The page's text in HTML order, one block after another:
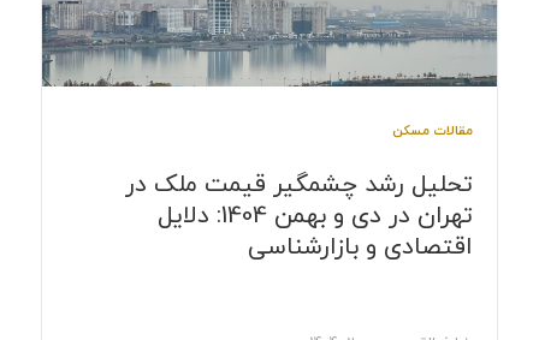
مقالات مسکن
تحلیل رشد چشمگیر قیمت ملک در
تهران در دی و بهمن 1404: دلایل
اقتصادی و بازارشناسی